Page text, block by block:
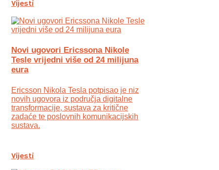
Vijesti
Novi ugovori Ericssona Nikole
Tesle vrijedni više od 24 milijuna
eura
Ericsson Nikola Tesla potpisao je niz
novih ugovora iz područja digitalne
transformacije, sustava za kritične
zadaće te poslovnih komunikacijskih
sustava.
Vijesti